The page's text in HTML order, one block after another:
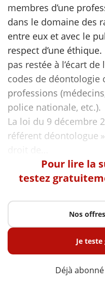
membres d’une
dans le domaine des
entre eux et avec le
respect d’une
pas restée à l’écart
codes de déontologie
professions
police nationale, etc.).
La loi du 9 décembre
référent déontologue
Pour lire la
testez
Nos
Je
Déjà abonné